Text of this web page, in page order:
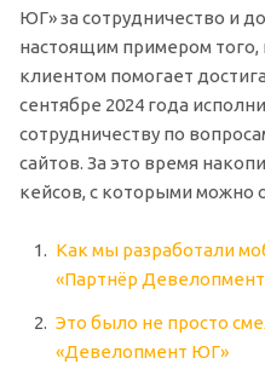
ЮГ» за сотрудничество и
настоящим примером того,
клиентом помогает
сентябре 2024 года
сотрудничеству по
сайтов. За это время
кейсов, с которыми можно
Как мы разработали
«Партнёр
Это было не просто
«Девелопмент ЮГ»